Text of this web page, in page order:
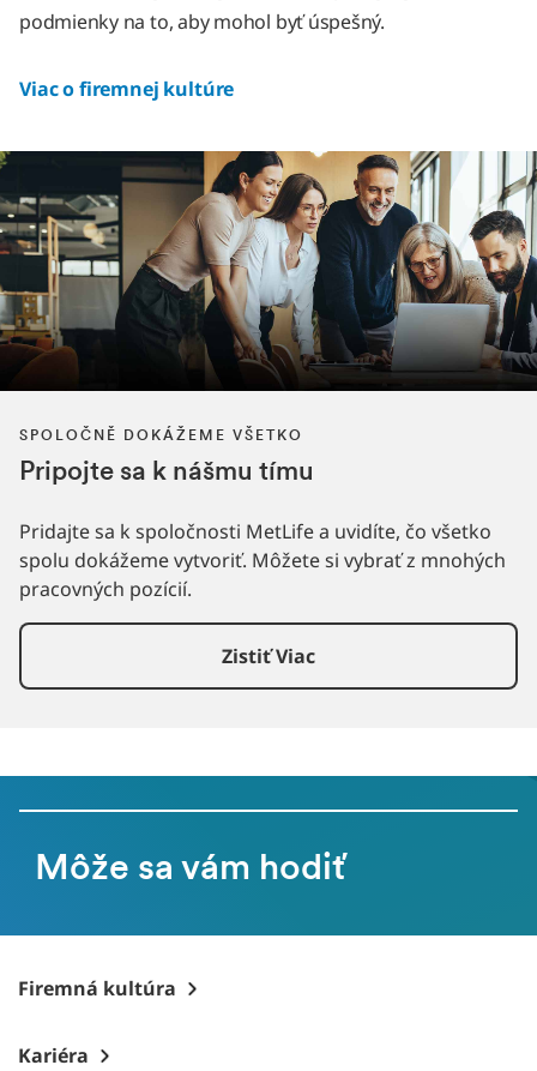
podmienky na to, aby mohol byť úspešný.
Viac o firemnej kultúre
SPOLOČNĚ DOKÁŽEME VŠETKO
Pripojte sa k nášmu tímu
Pridajte sa k spoločnosti MetLife a uvidíte, čo všetko
spolu dokážeme vytvoriť. Môžete si vybrať z mnohých
pracovných pozícií.
Zistiť Viac
Môže sa vám hodiť
Firemná kultúra
Kariéra